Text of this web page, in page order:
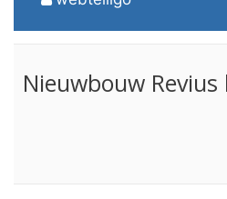
Nieuwbouw